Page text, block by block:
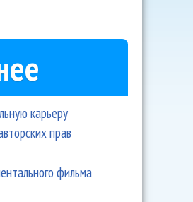
карьеру
прав
фильма